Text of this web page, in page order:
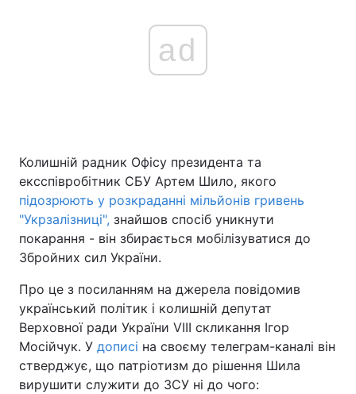
ad
Колишній радник Офісу президента та
ексспівробітник СБУ Артем Шило, якого
підозрюють у розкраданні мільйонів гривень
"Укрзалізниці", знайшов спосіб уникнути
покарання - він збирається мобілізуватися до
Збройних сил України.
Про це з посиланням на джерела повідомив
український політик і колишній депутат
Верховної ради України VIII скликання Ігор
Мосійчук. У дописі на своєму телеграм-каналі він
стверджує, що патріотизм до рішення Шила
вирушити служити до ЗСУ ні до чого: